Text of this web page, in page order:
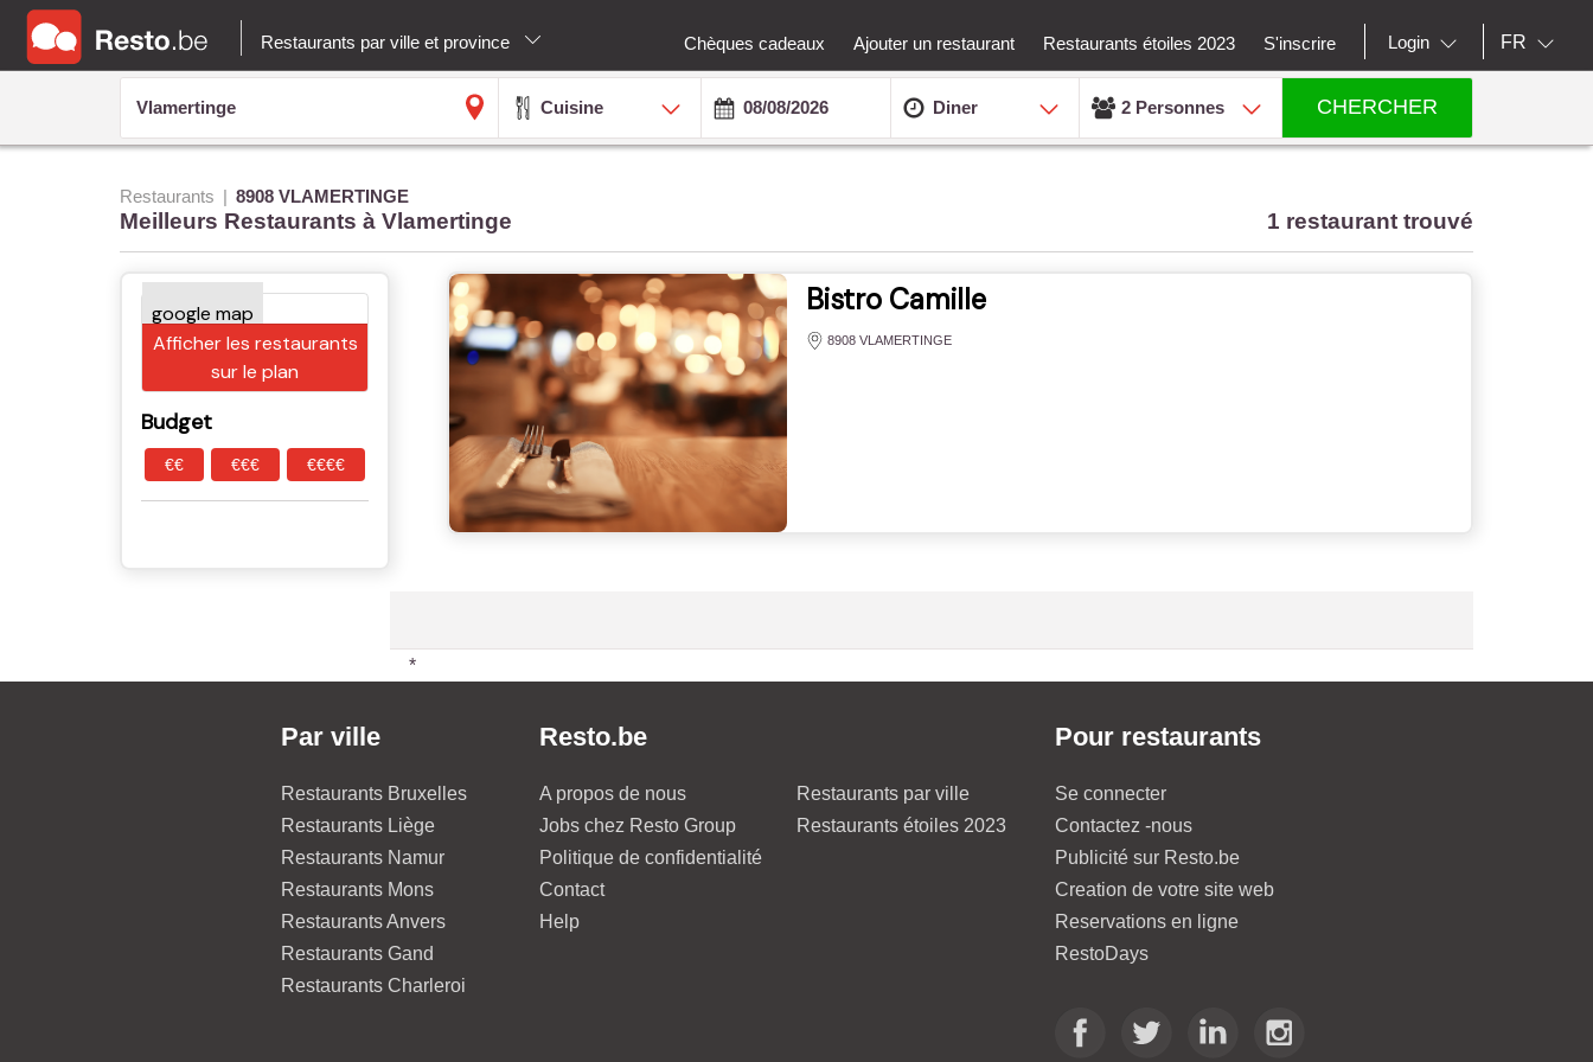
Restaurants par ville et province Chèques cadeaux Ajouter un restaurant Restaurants étoiles 2023 S'inscrire Login FR
Cuisine Diner 2 Personnes CHERCHER
Restaurants 8908 VLAMERTINGE
Meilleurs Restaurants à Vlamertinge 1 restaurant trouvé
Afficher les restaurants
sur le plan
Budget
€€ €€€ €€€€
Bistro Camille
8908 VLAMERTINGE
*
Par ville
Restaurants Bruxelles
Restaurants Liège
Restaurants Namur
Restaurants Mons
Restaurants Anvers
Restaurants Gand
Restaurants Charleroi
Resto.be
A propos de nous
Jobs chez Resto Group
Politique de confidentialité
Contact
Help
Restaurants par ville
Restaurants étoiles 2023
Pour restaurants
Se connecter
Contactez -nous
Publicité sur Resto.be
Creation de votre site web
Reservations en ligne
RestoDays